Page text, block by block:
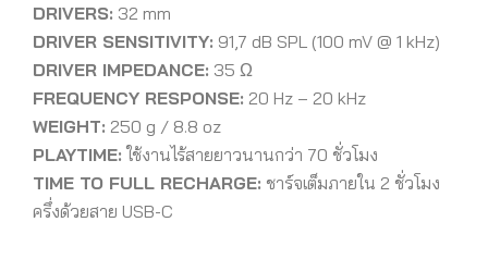
DRIVERS: 32 mm
DRIVER SENSITIVITY: 91,7 dB SPL (100 mV @ 1 kHz)
DRIVER IMPEDANCE: 35 Ω
FREQUENCY RESPONSE: 20 Hz – 20 kHz
WEIGHT: 250 g / 8.8 oz
PLAYTIME: ใช้งานไร้สายยาวนานกว่า 70 ชั่วโมง
TIME TO FULL RECHARGE: ชาร์จเต็มภายใน 2 ชั่วโมง
ครึ่งด้วยสาย USB-C